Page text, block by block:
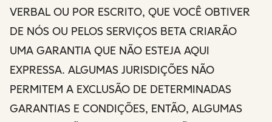
VERBAL OU POR ESCRITO, QUE VOCÊ OBTIVER
DE NÓS OU PELOS SERVIÇOS BETA CRIARÃO
UMA GARANTIA QUE NÃO ESTEJA AQUI
EXPRESSA. ALGUMAS JURISDIÇÕES NÃO
PERMITEM A EXCLUSÃO DE DETERMINADAS
GARANTIAS E CONDIÇÕES, ENTÃO, ALGUMAS